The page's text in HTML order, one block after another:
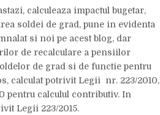
calculeaza impactul bugetar,
soldei de grad, pune in evidenta
si noi pe acest blog, dar
de recalculare a pensiilor
de grad si de functie pentru
calculat potrivit Legii nr. 223/2010,
pentru calculul contributiv. In
Legii 223/2015.